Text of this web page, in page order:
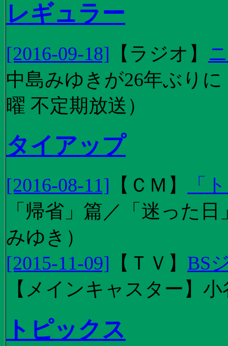
レギュラー
[2016-09-18] 【 ラジオ 】
中島みゆきが26年ぶり
曜 不定期放送）
タイアップ
[2016-08-11] 【 ＣＭ 】
「
「帰省」篇／「迷った
みゆき）
[2015-11-09] 【 ＴＶ 】 BS
【メインキャスター】
トピックス